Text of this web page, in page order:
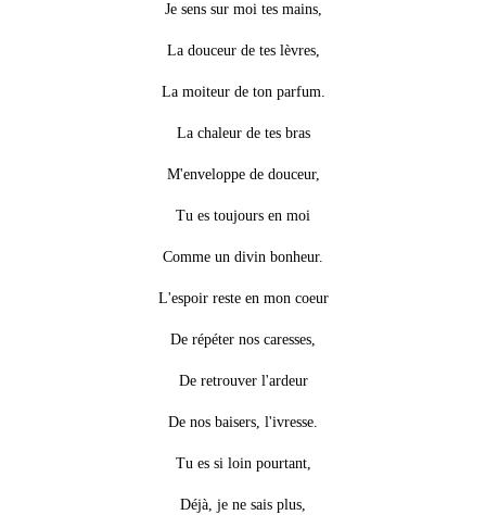
Je sens sur moi tes mains,
La douceur de tes lèvres,
La moiteur de ton parfum.
La chaleur de tes bras
M'enveloppe de douceur,
Tu es toujours en moi
Comme un divin bonheur.
L'espoir reste en mon coeur
De répéter nos caresses,
De retrouver l'ardeur
De nos baisers, l'ivresse.
Tu es si loin pourtant,
Déjà, je ne sais plus,